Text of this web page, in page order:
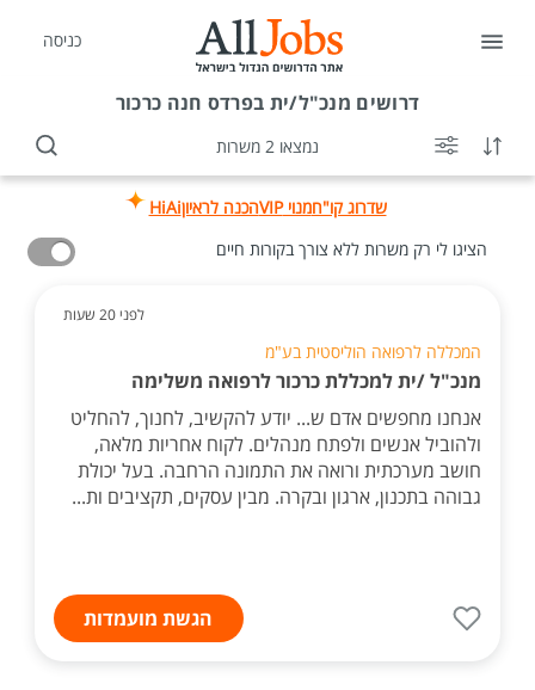
כניסה
דרושים מנכ"ל/ית בפרדס חנה כרכור
נמצאו 2 משרות
שדרוג קו"חמנוי VIP הכנה לראיוןHiAi
הציגו לי רק משרות ללא צורך בקורות חיים
לפני 20 שעות
המכללה לרפואה הוליסטית בע"מ
מנכ"ל /ית למכללת כרכור לרפואה משלימה
אנחנו מחפשים אדם ש... יודע להקשיב, לחנוך, להחליט
ולהוביל אנשים ולפתח מנהלים. לקוח אחריות מלאה,
חושב מערכתית ורואה את התמונה הרחבה. בעל יכולת
גבוהה בתכנון, ארגון ובקרה. מבין עסקים, תקציבים ות...
הגשת מועמדות